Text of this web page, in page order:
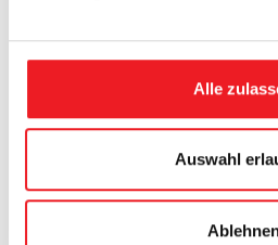
Alle
Auswahl
Cookies, damit Sie
Lassen Sie sich
Seiten-Markisen